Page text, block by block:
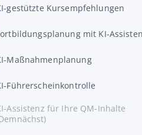
gestützte Kursempfehlungen
mit KI-
Maßnahmenplanung
Führerscheinkontrolle
Assistenz für Ihre QM-Inhalte